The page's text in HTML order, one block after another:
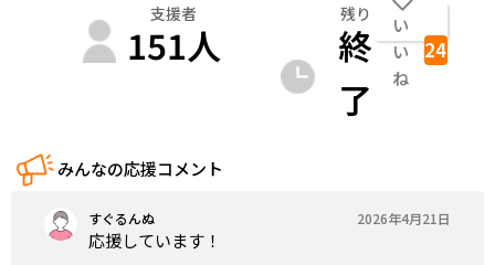
支援者
151人
残り
終
了
い
い
ね
24
みんなの応援コメント
すぐるんぬ 2026年4月21日
応援しています！